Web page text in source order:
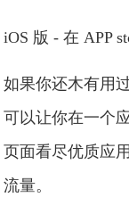
iOS 版 - 在 APP
如果你还木有用
可以让你在一个
页面看尽优质应
流量。